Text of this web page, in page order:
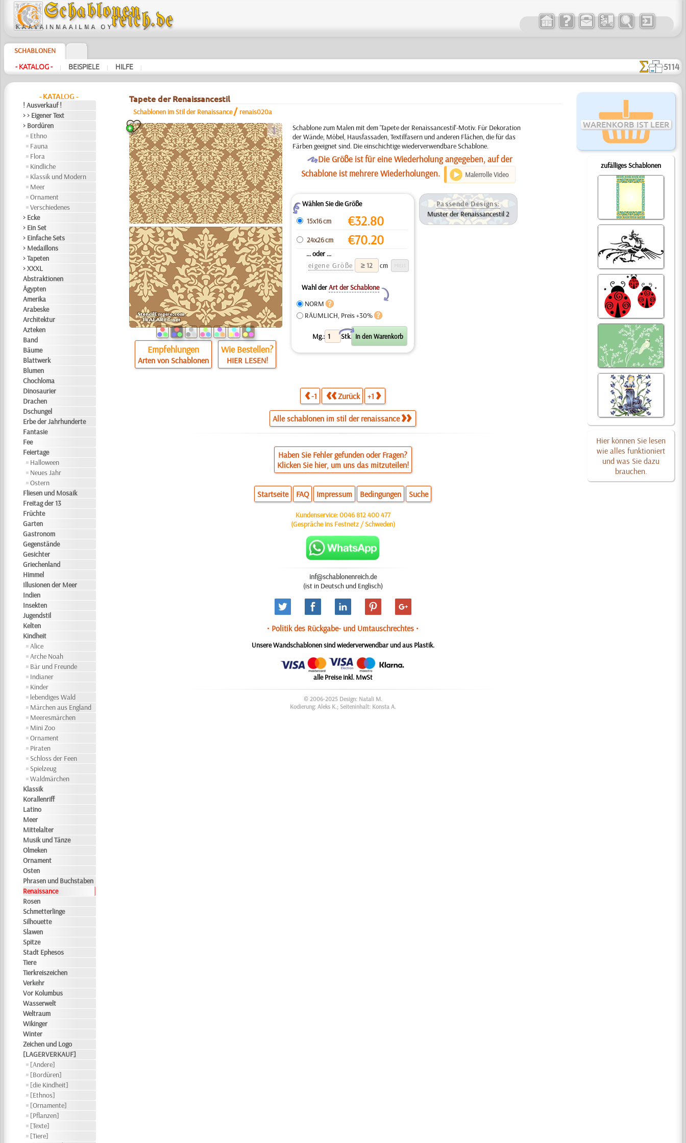
SCHABLONEN
- KATALOG - | BEISPIELE | HILFE | 5114
- KATALOG -
! Ausverkauf !
> > Eigener Text
> Bordüren
Ethno
Fauna
Flora
Kindliche
Klassik und Modern
Meer
Ornament
Verschiedenes
> Ecke
> Ein Set
> Einfache Sets
> Medaillons
> Tapeten
> XXXL
Abstraktionen
Ägypten
Amerika
Arabeske
Architektur
Azteken
Band
Bäume
Blattwerk
Blumen
Chochloma
Dinosaurier
Drachen
Dschungel
Erbe der Jahrhunderte
Fantasie
Fee
Feiertage
Halloween
Neues Jahr
Ostern
Fliesen und Mosaik
Freitag der 13
Früchte
Garten
Gastronom
Gegenstände
Gesichter
Griechenland
Himmel
Illusionen der Meer
Indien
Insekten
Jugendstil
Kelten
Kindheit
Alice
Arche Noah
Bär und Freunde
Indianer
Kinder
lebendiges Wald
Märchen aus England
Meeresmärchen
Mini Zoo
Ornament
Piraten
Schloss der Feen
Spielzeug
Waldmärchen
Klassik
Korallenriff
Latino
Meer
Mittelalter
Musik und Tänze
Olmeken
Ornament
Osten
Phrasen und Buchstaben
Renaissance
Rosen
Schmetterlinge
Silhouette
Slawen
Spitze
Stadt Ephesos
Tiere
Tierkreiszeichen
Verkehr
Vor Kolumbus
Wasserwelt
Weltraum
Wikinger
Winter
Zeichen und Logo
[LAGERVERKAUF]
[Andere]
[Bordüren]
[die Kindheit]
[Ethnos]
[Ornamente]
[Pflanzen]
[Texte]
[Tiere]
WARENKORB IST LEER
zufälliges Schablonen
Hier können Sie lesen
wie alles funktioniert
und was Sie dazu
brauchen.
Tapete der Renaissancestil
Schablonen im Stil der Renaissance / renais020a
a
Empfehlungen
Arten von Schablonen
Wie Bestellen?
HIER LESEN!
Schablone zum Malen mit dem 'Tapete der Renaissancestil'-Motiv. Für Dekoration
der Wände, Möbel, Hausfassaden, Textilfasern und anderen Flächen, die für das
Färben geeignet sind. Die einschichtige wiederverwendbare Schablone.
ODie Größe ist für eine Wiederholung angegeben, auf der
Schablone ist mehrere Wiederholungen.
Malerrolle Video
ZWählen Sie die Größe
15x16 cm
€32.80
24x26 cm €70.20
... oder ...
eigene Größe
cm
Wahl derArt der Schablone
Y
NORM
RÄUMLICH, Preis +30%
Mg.: Stk.
X
Passende Designs:
Muster der Renaissancestil 2
-1 Zurück +1
Alle schablonen im stil der renaissance
Haben Sie Fehler gefunden oder Fragen?
Klicken Sie hier, um uns das mitzuteilen!
Startseite FAQ Impressum Bedingungen Suche
Kundenservice:0046 812 400 477
(Gespräche ins Festnetz / Schweden)
inf@schablonenreich.de
(ist in Deutsch und Englisch)
• Politik des Rückgabe- und Umtauschrechtes •
Unsere Wandschablonen sind wiederverwendbar und aus Plastik.
alle Preise inkl. MwSt
© 2006-2025 Design: Natali M.
Kodierung: Aleks K.; Seiteninhalt: Konsta A.